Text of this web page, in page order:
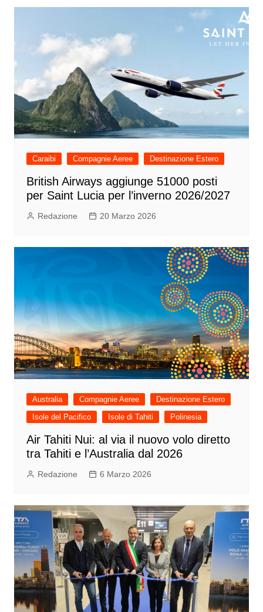
Caraibi Compagnie Aeree Destinazione Estero
British Airways aggiunge 51000 posti
per Saint Lucia per l’inverno 2026/2027
Redazione 20 Marzo 2026
Australia Compagnie Aeree
Destinazione Estero
Isole del Pacifico
Isole di Tahiti Polinesia
Air Tahiti Nui: al via il nuovo volo diretto
tra Tahiti e l’Australia dal 2026
Redazione 6 Marzo 2026